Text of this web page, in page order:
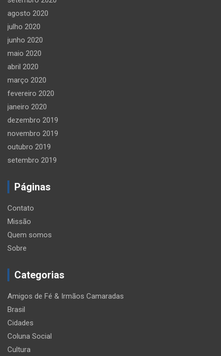
agosto 2020
julho 2020
junho 2020
maio 2020
abril 2020
março 2020
fevereiro 2020
janeiro 2020
dezembro 2019
novembro 2019
outubro 2019
setembro 2019
Páginas
Contato
Missão
Quem somos
Sobre
Categorias
Amigos de Fé & Irmãos Camaradas
Brasil
Cidades
Coluna Social
Cultura